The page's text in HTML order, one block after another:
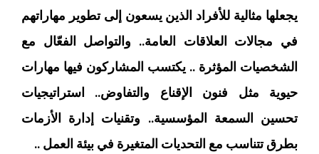
يجعلها مثالية للأفراد الذين يسعون إلى تطوير مهاراتهم
في مجالات العلاقات العامة.. والتواصل الفعّال مع
الشخصيات المؤثرة .. يكتسب المشاركون فيها مهارات
حيوية مثل فنون الإقناع والتفاوض.. استراتيجيات
تحسين السمعة المؤسسية.. وتقنيات إدارة الأزمات
بطرق تتناسب مع التحديات المتغيرة في بيئة العمل ..